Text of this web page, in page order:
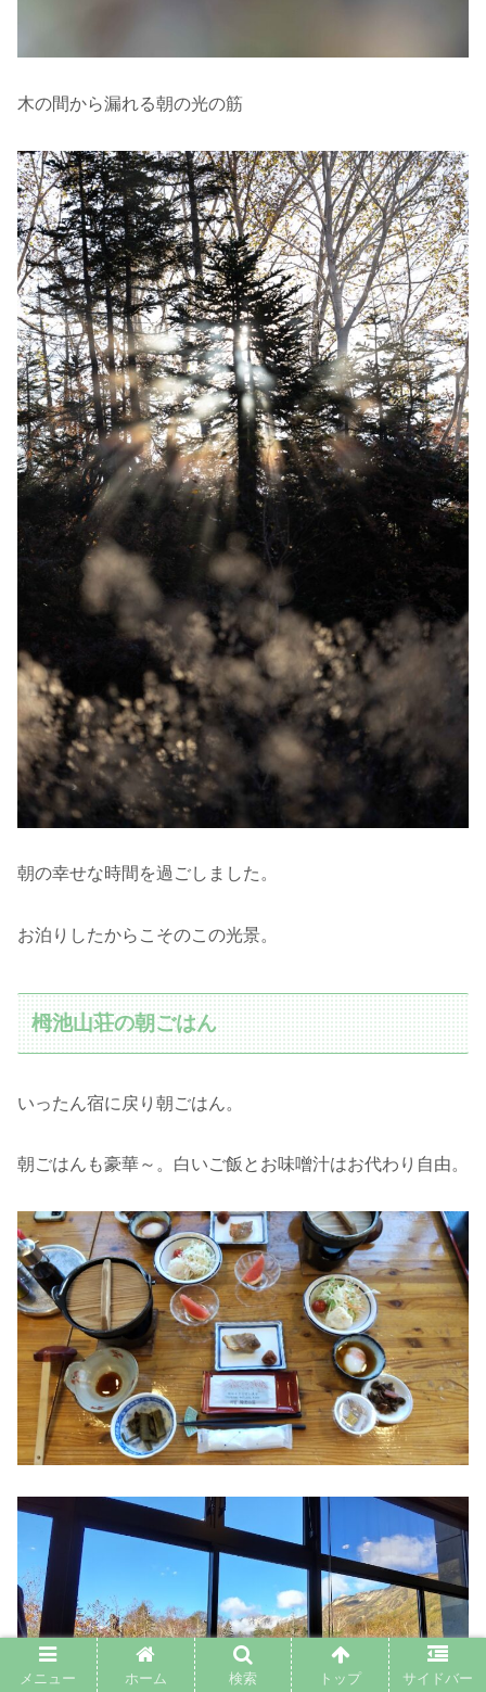
木の間から漏れる朝の光の筋
朝の幸せな時間を過ごしました。
お泊りしたからこそのこの光景。
栂池山荘の朝ごはん
いったん宿に戻り朝ごはん。
朝ごはんも豪華～。白いご飯とお味噌汁はお代わり自由。
メニュー ホーム 検索 トップ サイドバー